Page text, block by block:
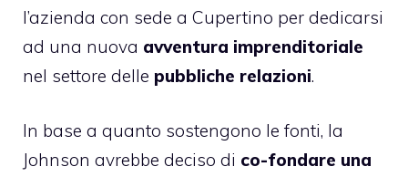
l’azienda con sede a Cupertino per dedicarsi
ad una nuova avventura imprenditoriale
nel settore delle pubbliche relazioni.
In base a quanto sostengono le fonti, la
Johnson avrebbe deciso di co-fondare una